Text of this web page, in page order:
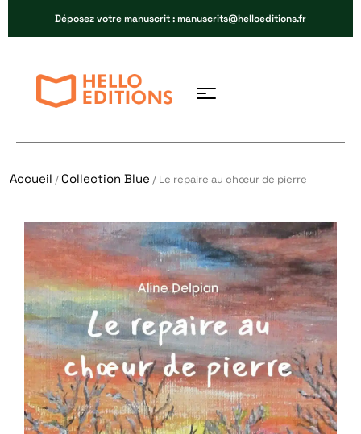
Déposez votre manuscrit : manuscrits@helloeditions.fr
Accueil /Collection Blue / Le repaire au chœur de pierre